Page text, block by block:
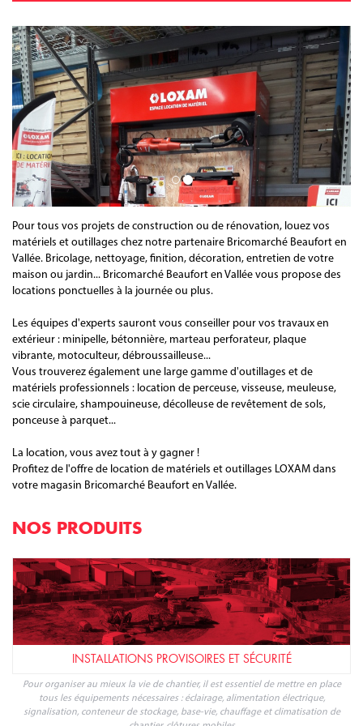
Vallée. Bricolage, nettoyage, finition, décoration, entretien de votre
locations ponctuelles à la journée ou plus.
Les équipes d'experts sauront vous conseiller pour vos travaux en
extérieur : minipelle, bétonnière, marteau perforateur, plaque
vibrante, motoculteur, débroussailleuse...
Vous trouverez également une large gamme d'outillages et de
matériels professionnels : location de perceuse, visseuse, meuleuse,
ponceuse à parquet...